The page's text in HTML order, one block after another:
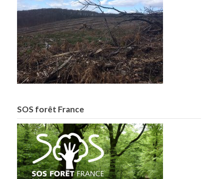
SOS forêt France